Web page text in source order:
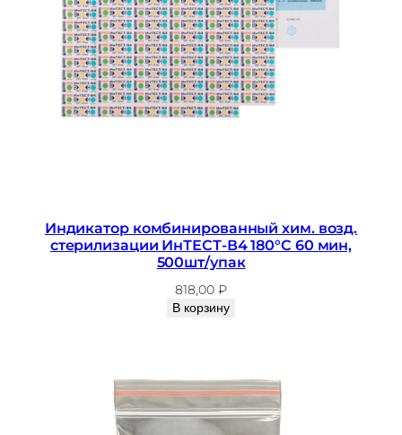
Индикатор комбинированный хим. возд.
стерилизации ИнТЕСТ-В4 180°С 60 мин,
500шт/упак
818,00 ₽
В корзину